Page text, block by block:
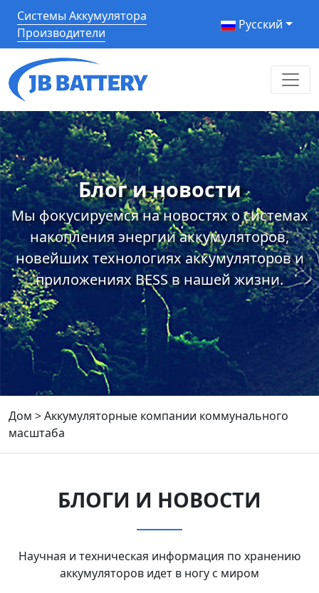
Системы Аккумулятора
Производители
Pусский
Блог и новости
Мы фокусируемся на новостях о системах
накопления энергии аккумуляторов,
новейших технологиях аккумуляторов и
приложениях BESS в нашей жизни.
Дом >Аккумуляторные компании коммунального
масштаба
БЛОГИ И НОВОСТИ
Научная и техническая информация по хранению
аккумуляторов идет в ногу с миром